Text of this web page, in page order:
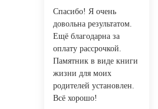
Спасибо! Я очень
довольна результатом.
Ещё благодарна за
оплату рассрочкой.
Памятник в виде книги
жизни для моих
родителей установлен.
Всё хорошо!